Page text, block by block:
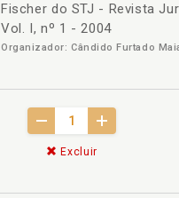
Fischer do STJ - Revista
Vol. I, nº 1 - 2004
Organizador: Cândido Furtado
Excluir